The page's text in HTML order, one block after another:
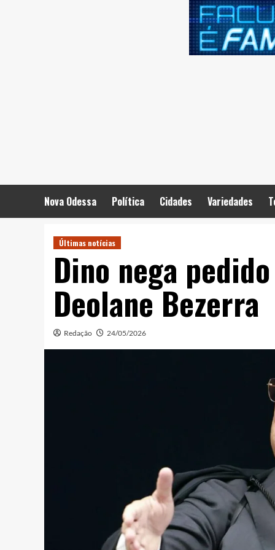
Nova Odessa Política Cidades Variedades
Últimas notícias
Dino nega
Deolane Bezerra
Redação 24/05/2026